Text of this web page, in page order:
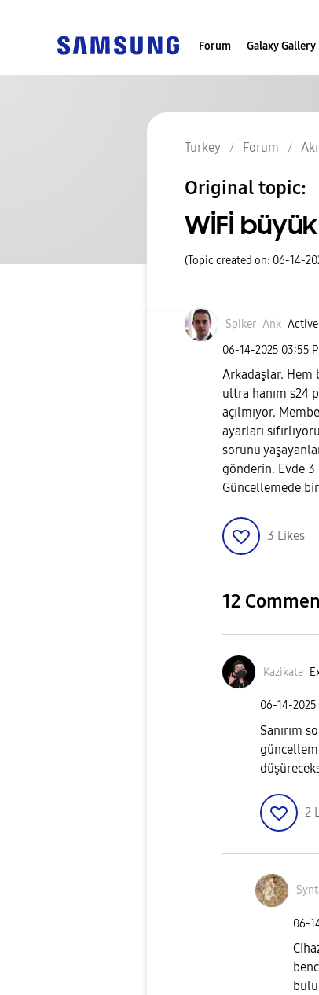
Forum Galaxy Gallery
Turkey Forum
Original topic:
WİFİ
(Topic created on: 06-14-
Spiker_Ank
‎06-14-2025 03:55
Arkadaşlar. Hem
ultra hanım s24
açılmıyor.
ayarları
sorunu
gönderin. Evde 3
Güncellemede
3 Likes
12
Kazikate
‎06-14-2025
Sanırım
2
‎06-